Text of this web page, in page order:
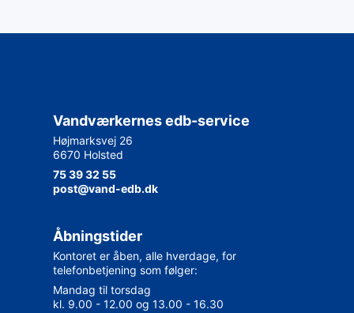
Vandværkernes edb-service
Højmarksvej 26
6670 Holsted
75 39 32 55
post@vand-edb.dk
Åbningstider
Kontoret er åben, alle hverdage, for
telefonbetjening som følger:
Mandag til torsdag
kl. 9.00 - 12.00 og 13.00 - 16.30